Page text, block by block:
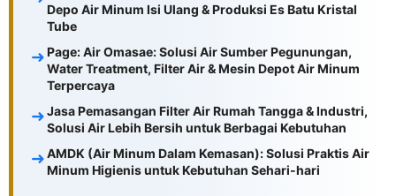
Depo Air Minum Isi Ulang & Produksi Es Batu Kristal
Tube
Page: Air Omasae: Solusi Air Sumber Pegunungan,
Water Treatment, Filter Air & Mesin Depot Air Minum
Terpercaya
Jasa Pemasangan Filter Air Rumah Tangga & Industri,
Solusi Air Lebih Bersih untuk Berbagai Kebutuhan
AMDK (Air Minum Dalam Kemasan): Solusi Praktis Air
Minum Higienis untuk Kebutuhan Sehari-hari